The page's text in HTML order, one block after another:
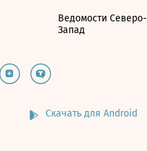
Ведомости Северо-
Запад
Скачать для Android